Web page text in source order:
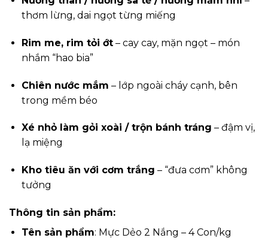
thơm lừng, dai ngọt từng miếng
Rim me, rim tỏi ớt– cay cay, mặn ngọt – món
nhắm “hao bia”
Chiên nước mắm – lớp ngoài cháy cạnh, bên
trong mềm béo
Xé nhỏ làm gỏi xoài / trộn bánh tráng – đậm vị,
lạ miệng
Kho tiêu ăn với cơm trắng – “đưa cơm” không
tưởng
Thông tin sản phẩm:
Tên sản phẩm: Mực Dẻo 2 Nắng – 4 Con/kg